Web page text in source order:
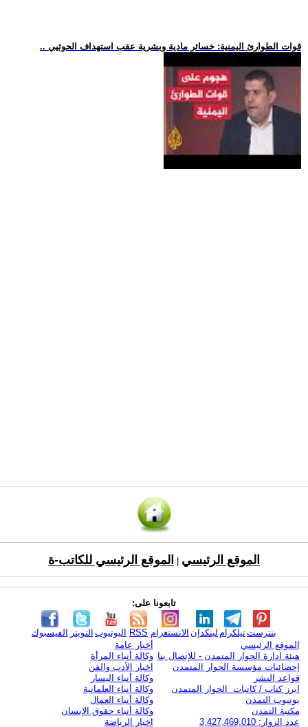
.. قوات الطوارئ اليمنية: خسائر مادية وبشرية عقب استهداف الحوثيي
الموقع الرئيسي الموقع الرئيسي للكاتب-ة
تابعونا على:
الفيسبوك التويتر اليوتيوب RSS الانستغرام لينكدإن تيلكرامبنترست
الموقع الرئيسي
هيئة ادارة الحوار المتمدن - للإتصال بنا
إحصائيات مؤسسة الحوار المتمدن
قواعد النشر
ابرز كتاب / كاتبات الحوار المتمدن
يوتيوب التمدن
مكتبة التمدن
عدد الزوار: 3,427,469,010
أخبار عامة
وكالة أنباء المرأة
اخبار الأدب والفن
وكالة أنباء اليسار
وكالة أنباء العلمانية
وكالة أنباء العمال
وكالة أنباء حقوق الإنسان
اخبار الرياضة